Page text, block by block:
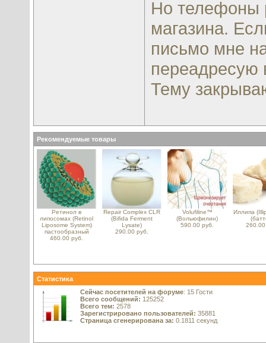
Но телефоны
магазина.
письмо мне
переадресую
Тему
Рекомендуемые товары
Ретинол в
липосомах (Retinol
Liposome System)
пастообразный
460.00 руб.
Repair Complex CLR
(Bifida Ferment
Lysate)
290.00 руб.
Volufiline™
(Вольюфилин)
590.00 руб.
Иллипа
Статистика
Сейчас посетителей на форуме: 15 Гости
Всего сообщений: 125252
Всего тем: 2578
Зарегистрировано пользователей: 35881
Страница сгенерирована за: 0.1811 секунд